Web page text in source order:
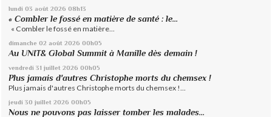
lundi 03 août 2026 08h13
« Combler le fossé en matière de santé : le...
« Combler le fossé en matière...
dimanche 02 août 2026 00h05
Au UNIT& Global Summit à Manille dès demain !
vendredi 31 juillet 2026 00h05
Plus jamais d'autres Christophe morts du chemsex !
Plus jamais d'autres Christophe morts du chemsex !...
jeudi 30 juillet 2026 00h05
Nous ne pouvons pas laisser tomber les malades...